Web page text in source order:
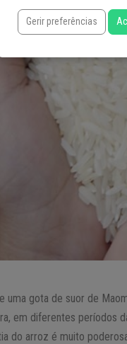
uma gota de suor de
em diferentes períodos
do arroz é muito
Gerir preferências